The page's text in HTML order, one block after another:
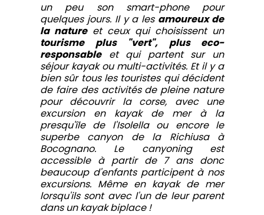
un peu son smart-phone pour
quelques jours. Il y a les amoureux de
la natureet ceux qui choisissent un
tourisme plus "vert", plus eco-
responsableet qui partent sur un
séjour kayak ou multi-activités. Et il y a
bien sûr tous les touristes qui décident
de faire des activités de pleine nature
pour découvrir la corse, avec une
excursion en kayak de mer à la
presqu'île de l'Isolella ou encore le
superbe canyon de la Richiusa à
Bocognano. Le canyoning est
accessible à partir de 7 ans donc
beaucoup d'enfants participent à nos
excursions. Même en kayak de mer
lorsqu'ils sont avec l'un de leur parent
dans un kayak biplace !